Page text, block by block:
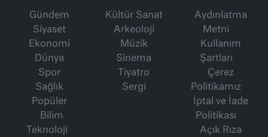
Gündem
Siyaset
Ekonomi
Dünya
Spor
Sağlık
Popüler
Bilim
Teknoloji
Kültür Sanat
Arkeoloji
Müzik
Sinema
Tiyatro
Sergi
Aydınlatma
Metni
Kullanım
Şartları
Çerez
Politikamız
İptal ve İade
Politikası
Açık Rıza